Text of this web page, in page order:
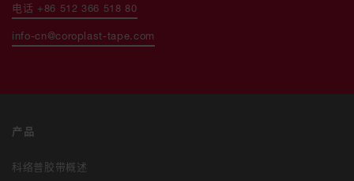
产品
科络普胶带概述
电话 +86 512 366 518 80
info-cn@coroplast-tape.com